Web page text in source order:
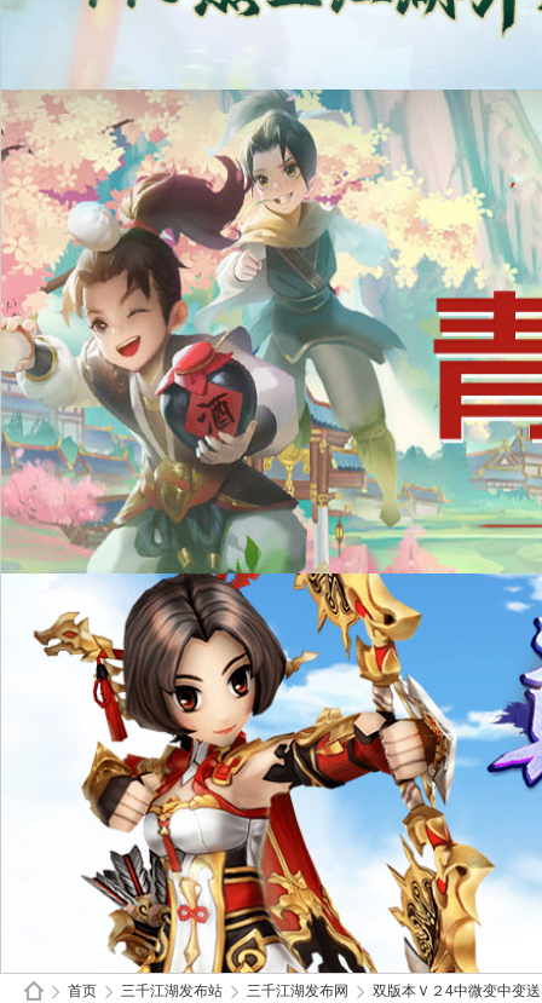
首页 三千江湖发布站 三千江湖发布网 双版本Ｖ２4中微变中变